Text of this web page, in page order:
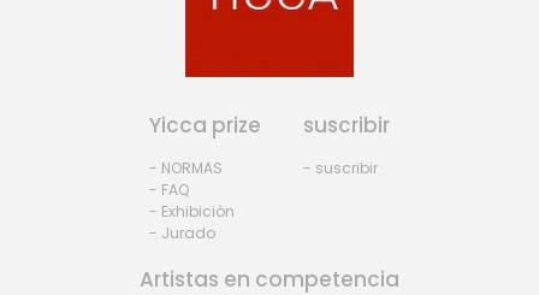
Yicca prize
- NORMAS
- FAQ
- Exhibiciòn
- Jurado
suscribir
- suscribir
Artistas en competencia